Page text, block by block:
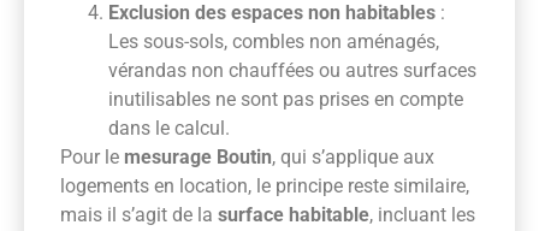
Exclusion des espaces non habitables :
Les sous-sols, combles non aménagés,
vérandas non chauffées ou autres surfaces
inutilisables ne sont pas prises en compte
dans le calcul.
Pour le mesurage Boutin, qui s’applique aux
logements en location, le principe reste similaire,
mais il s’agit de la surface habitable, incluant les